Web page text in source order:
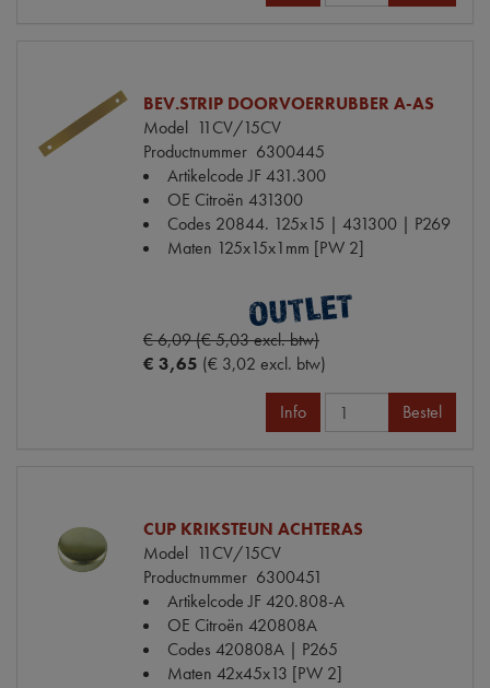
BEV.STRIP DOORVOERRUBBER A-AS
Model 11CV/15CV
Productnummer 6300445
Artikelcode JF431.300
OE Citroën 431300
Codes 20844. 125x15 | 431300 | P269
Maten 125x15x1mm [PW 2]
€ 6,09 (€ 5,03 excl. btw)
€ 3,65 (€ 3,02 excl. btw)
Info Bestel
CUP KRIKSTEUN ACHTERAS
Model 11CV/15CV
Productnummer 6300451
Artikelcode JF420.808-A
OE Citroën 420808A
Codes 420808A | P265
Maten 42x45x13 [PW 2]